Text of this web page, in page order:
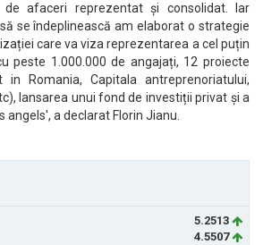
afaceri reprezentat și consolidat. Iar
se îndeplinească am elaborat o strategie
care va viza reprezentarea a cel puțin
peste 1.000.000 de angajați, 12 proiecte
in Romania, Capitala antreprenoriatului,
lansarea unui fond de investiții privat și a
angels', a declarat Florin Jianu.
5.2513
4.5507